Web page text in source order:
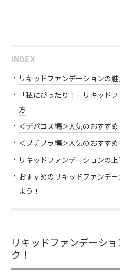
INDEX
リキッドファンデーションの
「私にぴったり！」リキッド
方
＜デパコス編＞人気のおすす
＜プチプラ編＞人気のおすす
リキッドファンデーションの
おすすめのリキッドファンデ
よう！
リキッドファンデーシ
ク！